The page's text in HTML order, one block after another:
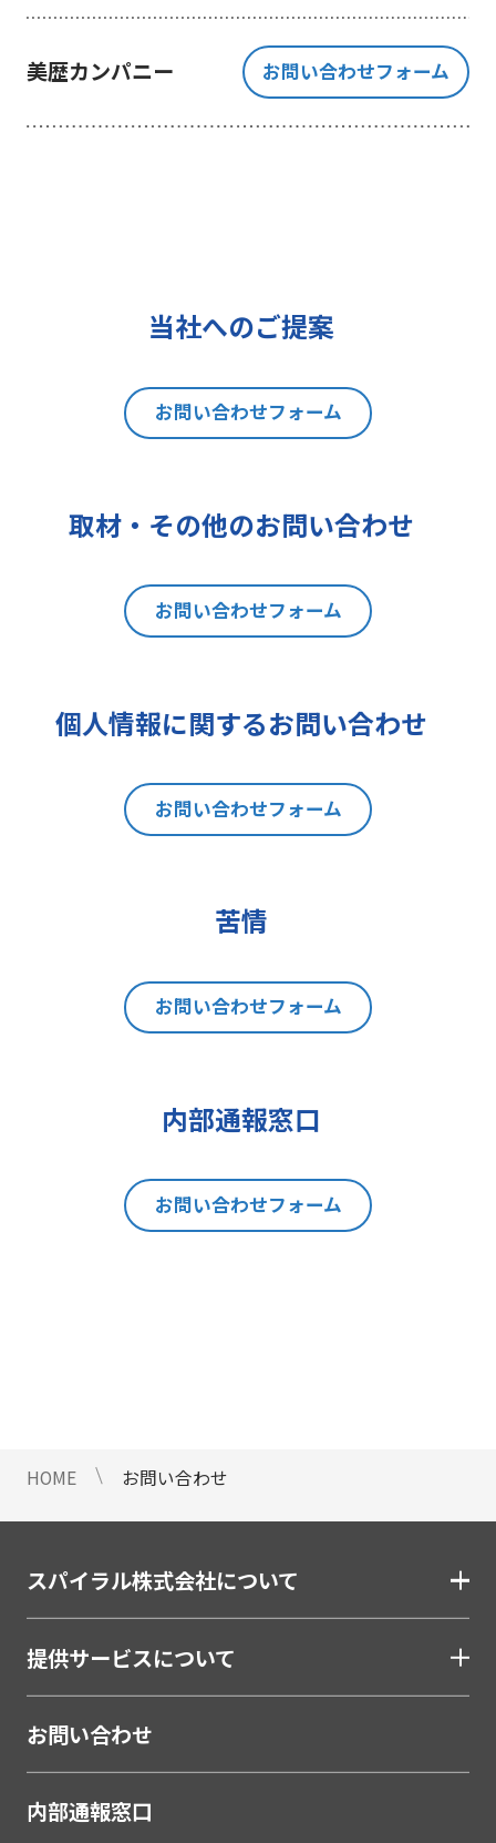
個人情報の取扱いを一部、または全
部を委託する場合、十分な個人情報
の保護水準を満たしている者を選定
する基準を確立、選定し、管理監督
いたします。
ご提出頂く個人情報について、貴方
正、追加又は削除、利用の停止、消
去及び第三者への提供の停止（以下
「開示等」といいます。）を請求す
は、後述の消費者相談・苦情窓口に
本手続きにあたり、貴方がご本人で
あることを確認させて頂きますこと
をご了承下さい。
ご提出頂く個人情報について、開示
利を有します。
(1)取扱いの制限を要求する権利
(4)同意を撤回する権利
(5)GDPRの監督機関に不服を申し立
8 個人情報提出の任意性及び当該
情報を与えなかった場合に本人に生
にあたり、貴方の同意を得た場合に
す。但し、貴方の同意が頂けない場
合は、お問い合わせの回答、当社の
製品・サービスのご案内や当社が独
当社は、ご提出頂く個人情報につい
定を行いません。
10 当社Web サイトでのクッキー
（Cookie）の使用について
お客様がブラウザの設定でクッキー
の送受信を許可している場合、当社
Webサイトでクッキーまたは同種の
技術（Webビーコンなど）を使用し
て、お客様による当社Webサイトの
利用状況等のデータ（以下、「閲覧
美歴カンパニー お問い合わせフォーム
当社へのご提案
お問い合わせフォーム
取材・その他のお問い合わせ
お問い合わせフォーム
個人情報に関するお問い合わせ
お問い合わせフォーム
苦情
お問い合わせフォーム
内部通報窓口
お問い合わせフォーム
HOME お問い合わせ
スパイラル株式会社について
提供サービスについて
お問い合わせ
内部通報窓口